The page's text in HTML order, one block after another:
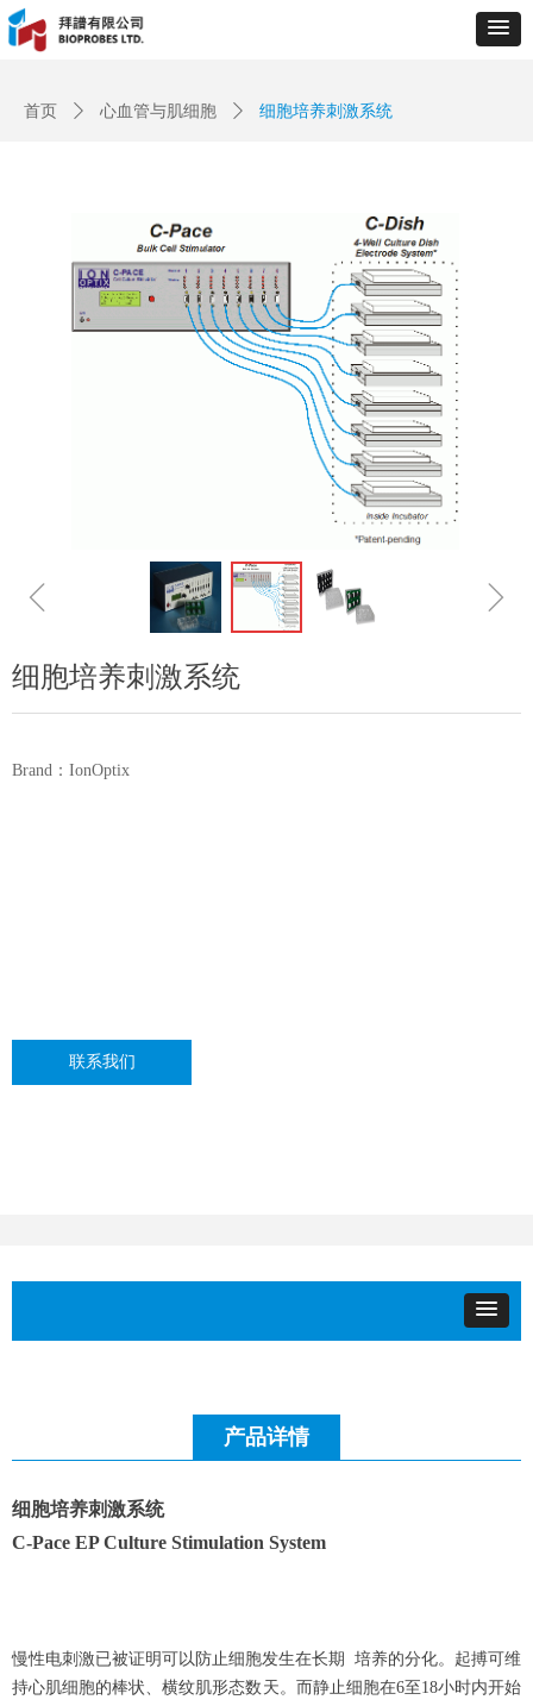
首页 ꄲ 心血管与肌细胞 ꄲ 细胞培养刺激系统
ꁆ ꁇ
细胞培养刺激系统
Brand：IonOptix
联系我们
产品详情
细胞培养刺激系统
C-Pace EP Culture Stimulation System
慢性电刺激已被证明可以防止细胞发生在长期 培养的分化。起搏可维
持心肌细胞的棒状、横纹肌形态数天。而静止细胞在6至18小时内开始